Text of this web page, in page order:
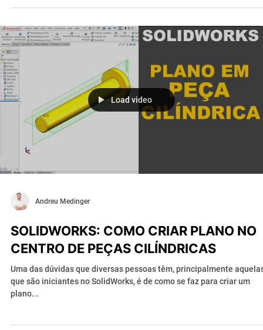
Load video
Andreu Medinger
SOLIDWORKS: COMO CRIAR PLANO NO
CENTRO DE PEÇAS CILÍNDRICAS
Uma das dúvidas que diversas pessoas têm, principalmente
que são iniciantes no SolidWorks, é de como se faz para criar um
plano...